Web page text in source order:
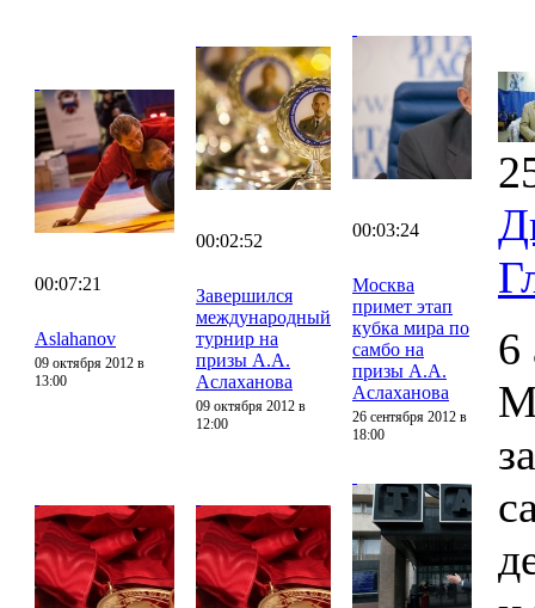
00:07:21
Aslahanov
09 октября 2012 в
13:00
00:02:52
Завершился
международный
турнир на
призы А.А.
Аслаханова
09 октября 2012 в
12:00
00:03:24
Москва
примет этап
кубка мира по
самбо на
призы А.А.
Аслаханова
26 сентября 2012 в
18:00
6